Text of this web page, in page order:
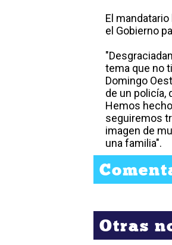
El
el Gobierno
tema que no
Domingo
de un policía,
Hemos
seguiremos
imagen de
una familia".
Otras